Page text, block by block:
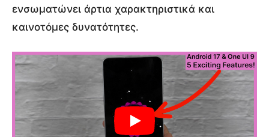
ενσωματώνει άρτια χαρακτηριστικά και
καινοτόμες δυνατότητες.